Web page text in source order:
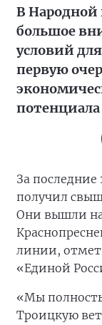
В Народной
большое
условий
первую
потенциала
За
получил
Они вышли
линии,
«Единой
«Мы
Троицкую